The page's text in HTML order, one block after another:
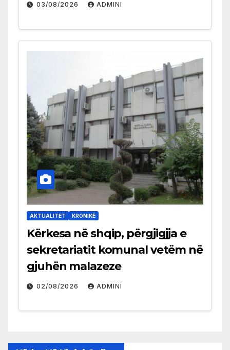
03/08/2026 ADMINI
AKTUALITET KRONIKË
Kërkesa në shqip, përgjigjja e
sekretariatit komunal vetëm në
gjuhën malazeze
02/08/2026 ADMINI